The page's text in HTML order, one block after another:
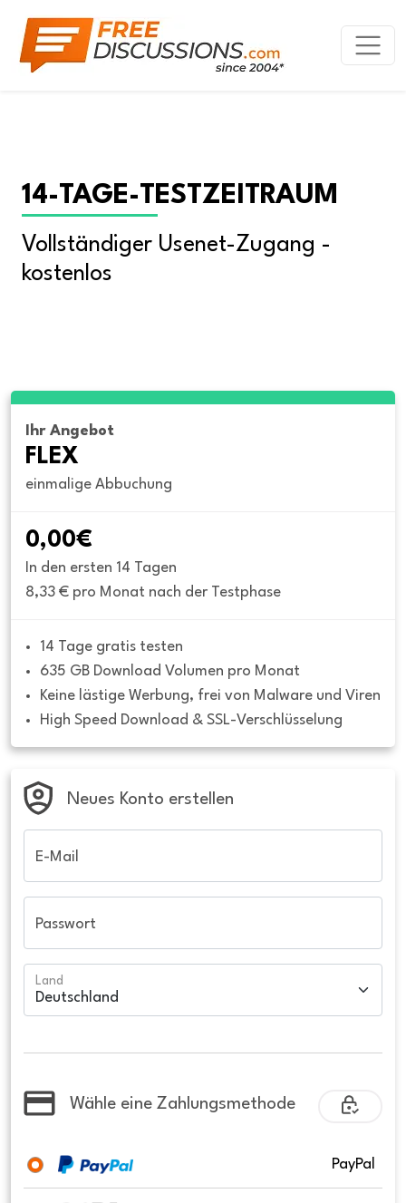
14-TAGE-TESTZEITRAUM
Vollständiger Usenet-Zugang -
kostenlos
Ihr Angebot
FLEX
einmalige Abbuchung
0,00€
In den ersten 14 Tagen
8,33 € pro Monat nach der Testphase
14 Tage gratis testen
635 GB Download Volumen pro Monat
Keine lästige Werbung, frei von Malware und Viren
High Speed Download & SSL-Verschlüsselung
Neues Konto erstellen
E-Mail
Passwort
Land
Wähle eine Zahlungsmethode
PayPal